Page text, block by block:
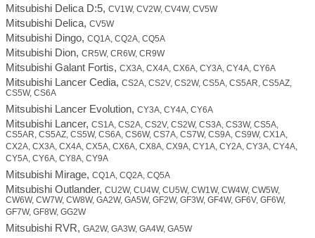
Mitsubishi Delica D:5, CV1W, CV2W, CV4W, CV5W
Mitsubishi Delica, CV5W
Mitsubishi Dingo, CQ1A, CQ2A, CQ5A
Mitsubishi Dion, CR5W, CR6W, CR9W
Mitsubishi Galant Fortis, CX3A, CX4A, CX6A, CY3A, CY4A, CY6A
Mitsubishi Lancer Cedia, CS2A, CS2V, CS2W, CS5A, CS5AR, CS5AZ,
CS5W, CS6A
Mitsubishi Lancer Evolution, CY3A, CY4A, CY6A
Mitsubishi Lancer, CS1A, CS2A, CS2V, CS2W, CS3A, CS3W, CS5A,
CS5AR, CS5AZ, CS5W, CS6A, CS6W, CS7A, CS7W, CS9A, CS9W, CX1A,
CX2A, CX3A, CX4A, CX5A, CX6A, CX8A, CX9A, CY1A, CY2A, CY3A, CY4A,
CY5A, CY6A, CY8A, CY9A
Mitsubishi Mirage, CQ1A, CQ2A, CQ5A
Mitsubishi Outlander, CU2W, CU4W, CU5W, CW1W, CW4W, CW5W,
CW6W, CW7W, CW8W, GA2W, GA5W, GF2W, GF3W, GF4W, GF6V, GF6W,
GF7W, GF8W, GG2W
Mitsubishi RVR, GA2W, GA3W, GA4W, GA5W